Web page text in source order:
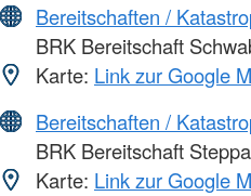
Bereitschaften /
BRK Bereitschaft
Karte: Link zur Google
Bereitschaften /
BRK Bereitschaft
Karte: Link zur Google